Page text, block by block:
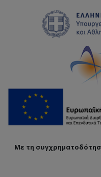
Με τη